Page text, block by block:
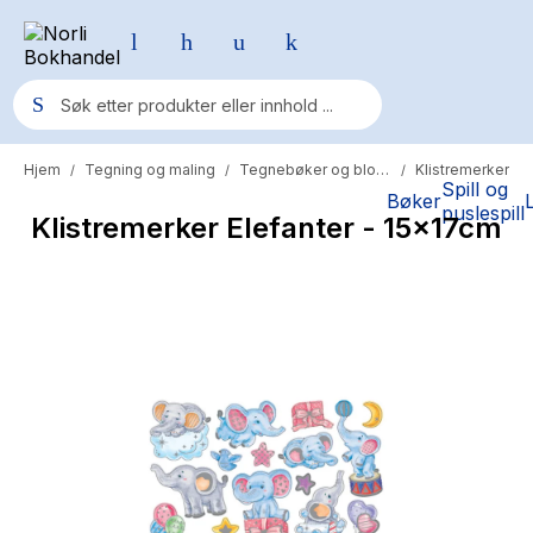
BøkerSpill og
puslespill
Populære søk
Pokemon
Elizabeth Strout
Hypopressiv trening
Hjem / Tegning og maling / Tegnebøker og blokker / Klistremerker
Klistremerker Elefanter - 15x17cm